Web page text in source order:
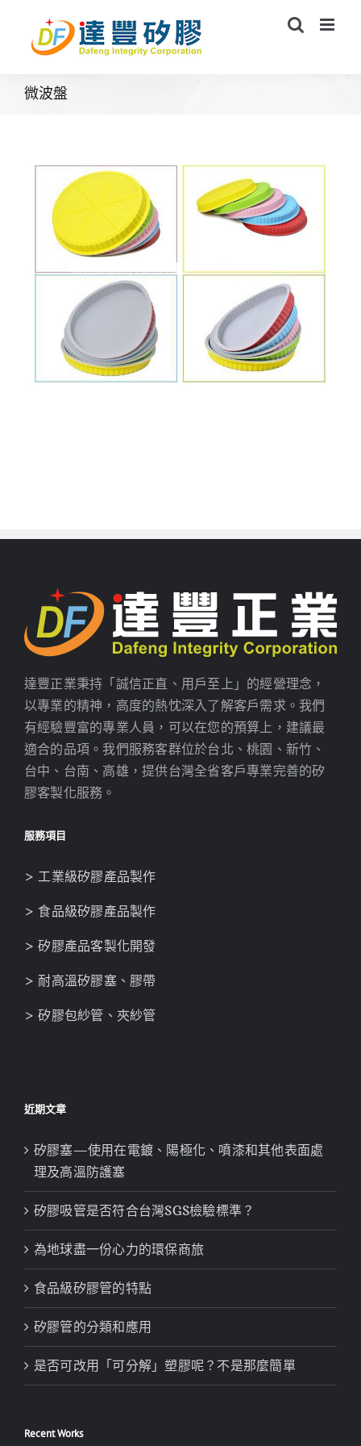
content
微波盤
達豐正業秉持「誠信正直、用戶至上」的經營理念，
以專業的精神，高度的熱忱深入了解客戶需求。我們
有經驗豐富的專業人員，可以在您的預算上，建議最
適合的品項。我們服務客群位於台北、桃園、新竹、
台中、台南、高雄，提供台灣全省客戶專業完善的矽
膠客製化服務。
服務項目
> 工業級矽膠產品製作
> 食品級矽膠產品製作
> 矽膠產品客製化開發
> 耐高溫矽膠塞、膠帶
> 矽膠包紗管、夾紗管
近期文章
矽膠塞—使用在電鍍、陽極化、噴漆和其他表面處
理及高溫防護塞
矽膠吸管是否符合台灣SGS檢驗標準？
為地球盡一份心力的環保商旅
食品級矽膠管的特點
矽膠管的分類和應用
是否可改用「可分解」塑膠呢？不是那麼簡單
Recent Works